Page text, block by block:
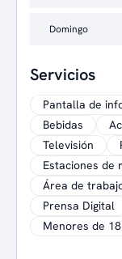
Domingo
Servicios
Pantalla de
Bebidas
Televisión
Estaciones de
Área de
Prensa Digital
Menores de